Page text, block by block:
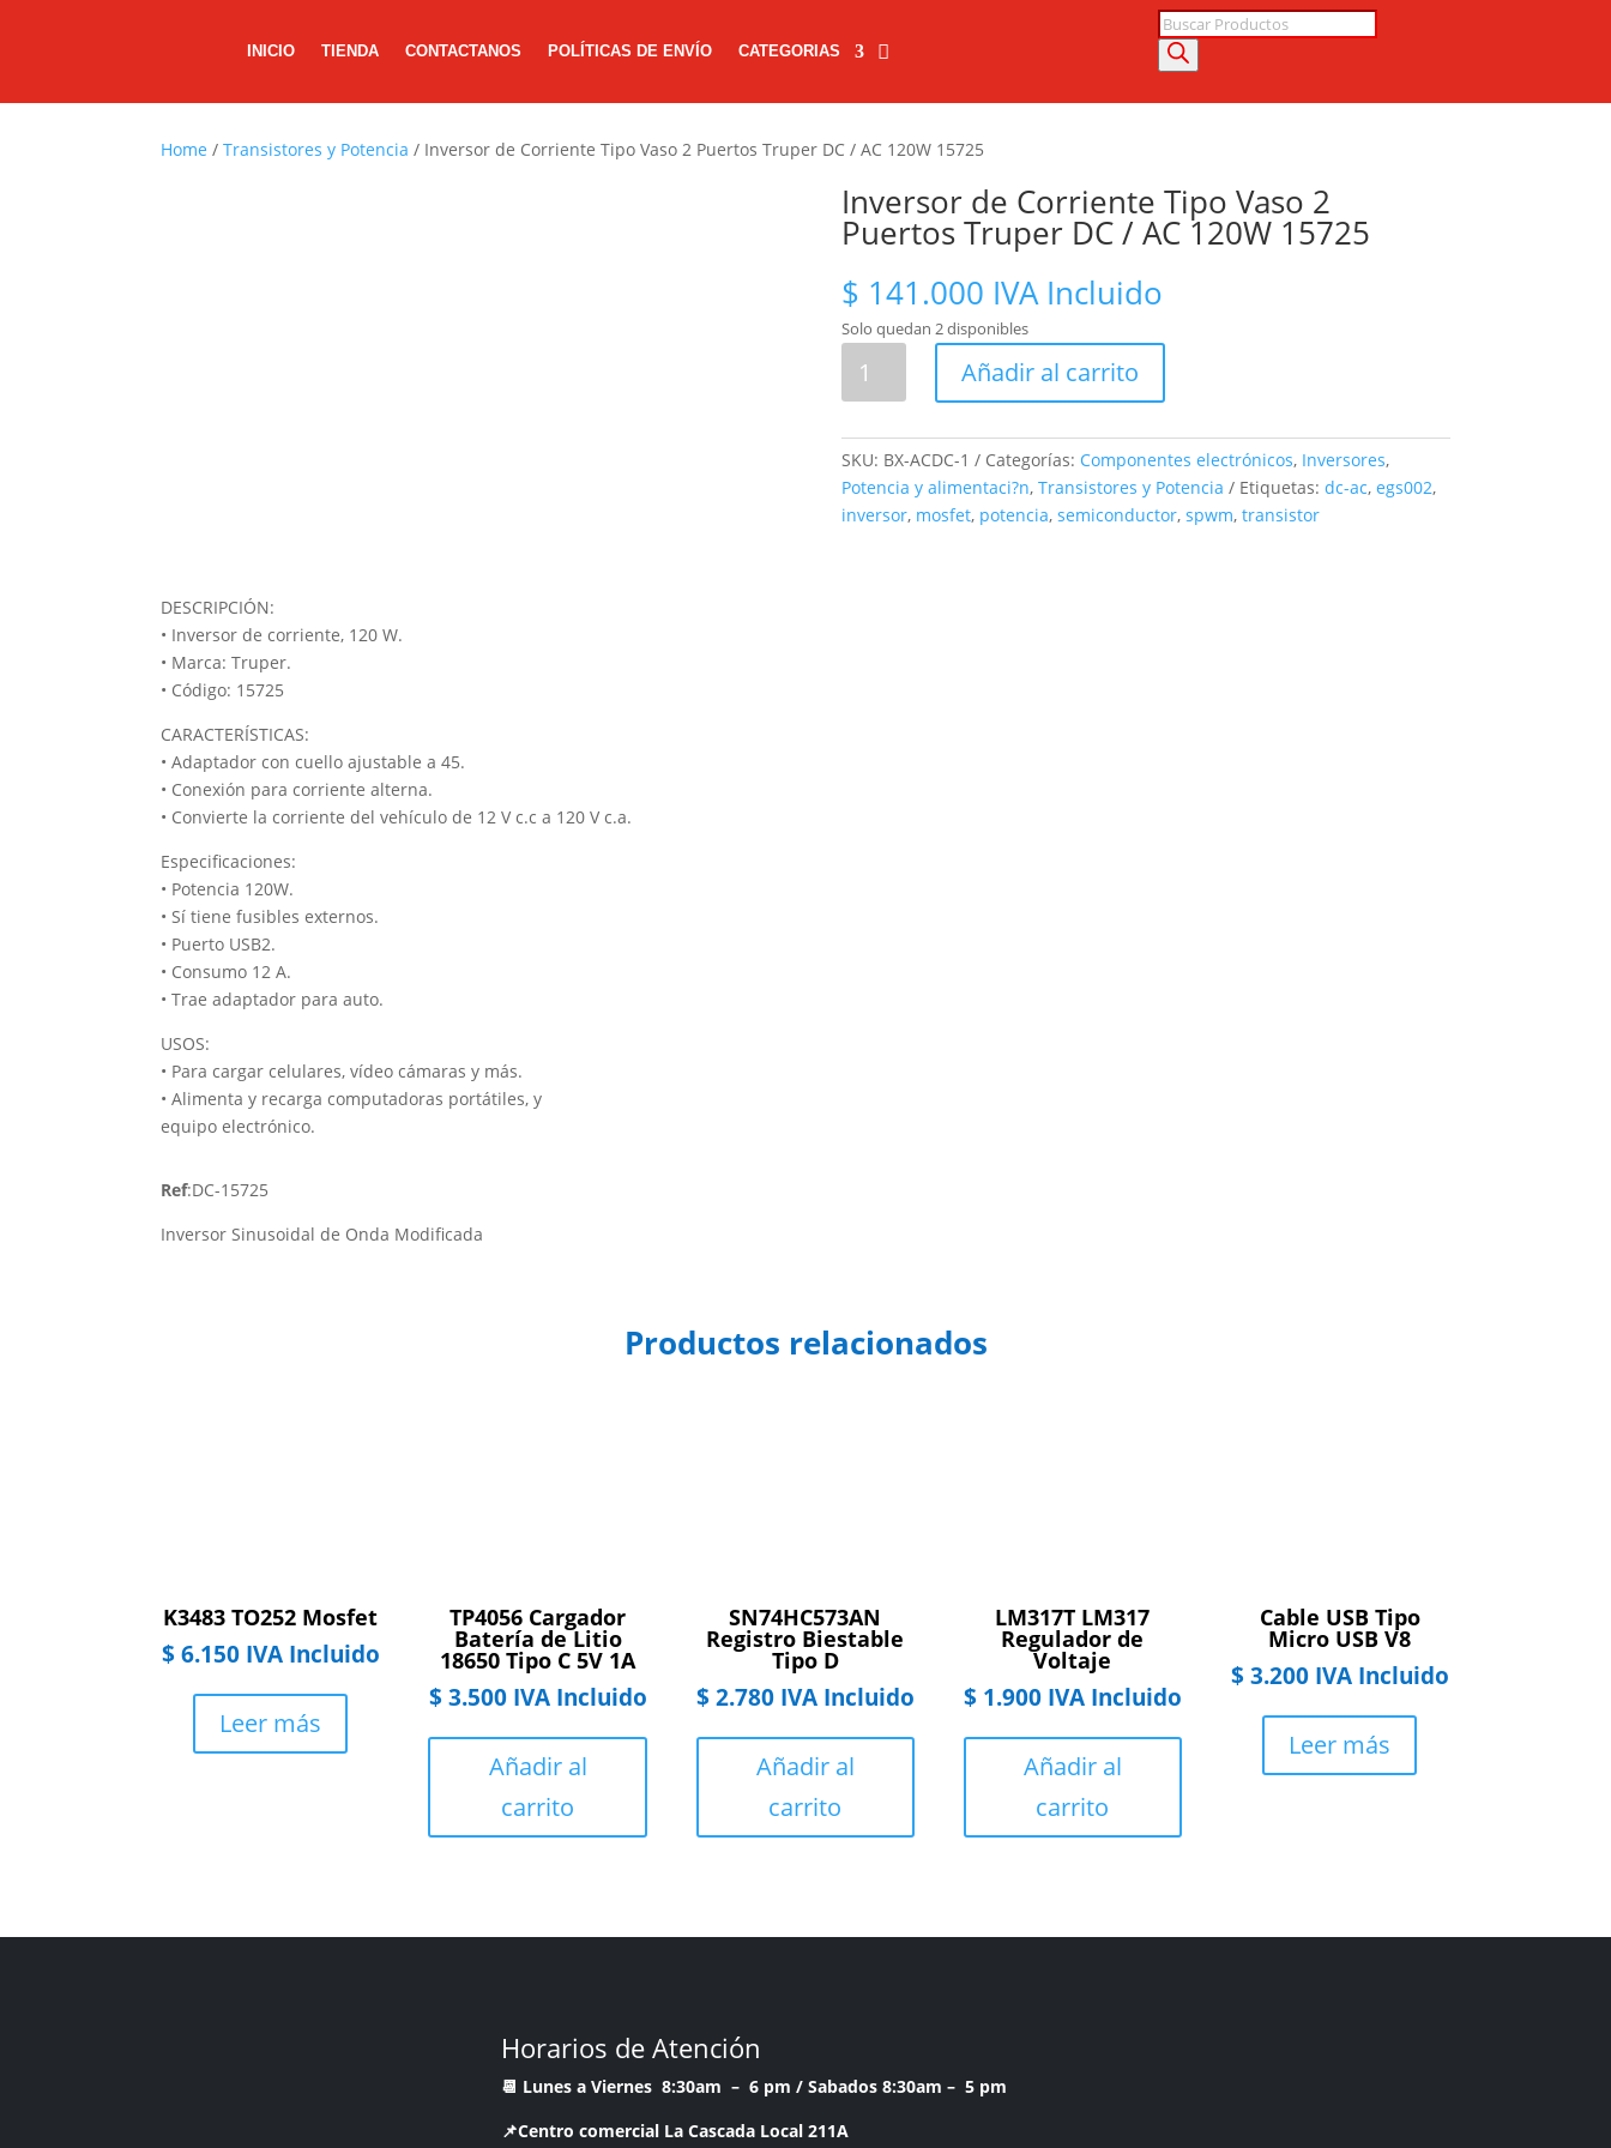
INICIO TIENDA CONTACTANOS POLÍTICAS DE ENVÍO CATEGORIAS
Búsqueda
de
productos
Home /Transistores y Potencia / Inversor de Corriente Tipo Vaso 2 Puertos Truper DC / AC 120W 15725
Inversor de Corriente Tipo Vaso 2
Puertos Truper DC / AC 120W 15725
$ 141.000 IVA Incluido
Solo quedan 2 disponibles
Tipo
Vaso
2
Puertos
Añadir al carrito
SKU: BX-ACDC-1 Categorías: Componentes electrónicos, Inversores,
Potencia y alimentaci?n, Transistores y Potencia Etiquetas: dc-ac, egs002,
inversor, mosfet, potencia, semiconductor, spwm, transistor
DESCRIPCIÓN:
• Inversor de corriente, 120 W.
• Marca: Truper.
• Código: 15725
CARACTERÍSTICAS:
• Adaptador con cuello ajustable a 45.
• Conexión para corriente alterna.
• Convierte la corriente del vehículo de 12 V c.c a 120 V c.a.
Especificaciones:
• Potencia 120W.
• Sí tiene fusibles externos.
• Puerto USB2.
• Consumo 12 A.
• Trae adaptador para auto.
USOS:
• Para cargar celulares, vídeo cámaras y más.
• Alimenta y recarga computadoras portátiles, y
equipo electrónico.
Ref:DC-15725
Inversor Sinusoidal de Onda Modificada
Productos relacionados
K3483 TO252 Mosfet
$6.150 IVA Incluido
Leer más
TP4056 Cargador
Batería de Litio
18650 Tipo C 5V 1A
$3.500 IVA Incluido
Añadir al
carrito
SN74HC573AN
Registro Biestable
Tipo D
$2.780 IVA Incluido
Añadir al
carrito
LM317T LM317
Regulador de
Voltaje
$1.900 IVA Incluido
Añadir al
carrito
Cable USB Tipo
Micro USB V8
$3.200 IVA Incluido
Leer más
Horarios de Atención
📆 Lunes a Viernes 8:30am – 6 pm / Sabados 8:30am – 5 pm
📌Centro comercial La Cascada Local 211A